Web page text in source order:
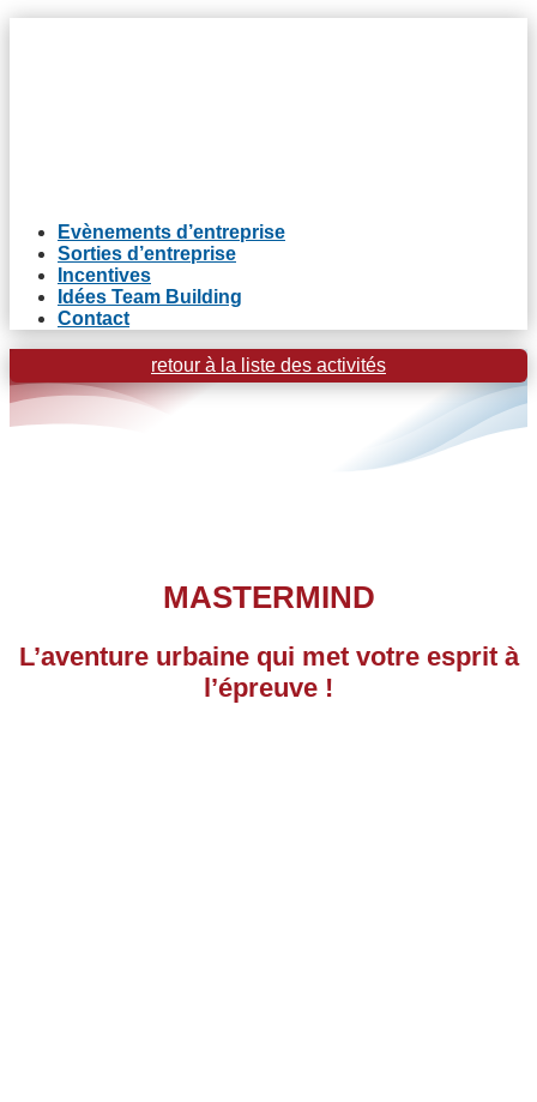
Evènements d’entreprise
Sorties d’entreprise
Incentives
Idées Team Building
Contact
retour à la liste des activités
MASTERMIND
L’aventure urbaine qui met votre esprit à
l’épreuve !